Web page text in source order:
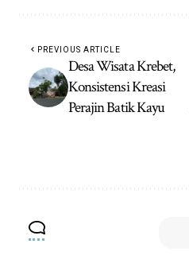
PREVIOUS ARTICLE
Desa Wisata Krebet,
Konsistensi Kreasi
Perajin Batik Kayu